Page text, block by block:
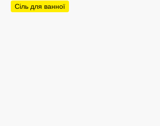
Сіль для ванної